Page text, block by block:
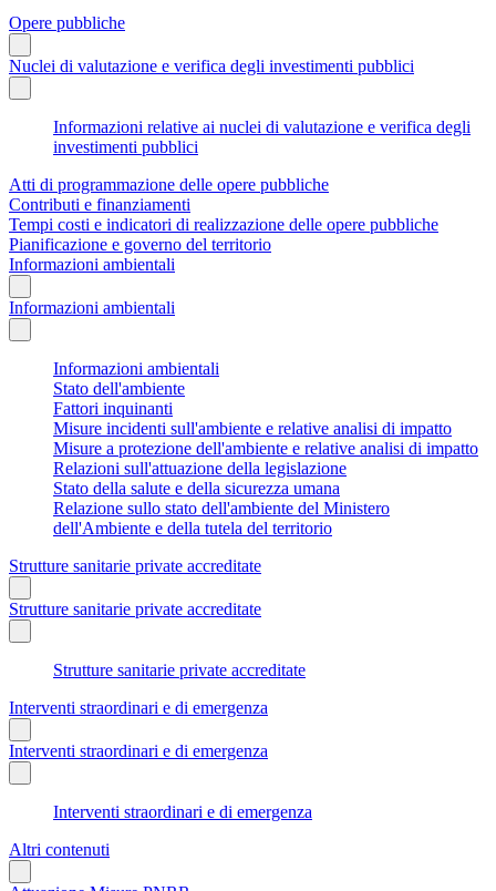
Opere pubbliche
Nuclei di valutazione e verifica degli investimenti pubblici
Informazioni relative ai nuclei di valutazione e verifica degli
investimenti pubblici
Atti di programmazione delle opere pubbliche
Contributi e finanziamenti
Tempi costi e indicatori di realizzazione delle opere pubbliche
Pianificazione e governo del territorio
Informazioni ambientali
Informazioni ambientali
Informazioni ambientali
Stato dell'ambiente
Fattori inquinanti
Misure incidenti sull'ambiente e relative analisi di impatto
Misure a protezione dell'ambiente e relative analisi di impatto
Relazioni sull'attuazione della legislazione
Stato della salute e della sicurezza umana
Relazione sullo stato dell'ambiente del Ministero
dell'Ambiente e della tutela del territorio
Strutture sanitarie private accreditate
Strutture sanitarie private accreditate
Strutture sanitarie private accreditate
Interventi straordinari e di emergenza
Interventi straordinari e di emergenza
Interventi straordinari e di emergenza
Altri contenuti